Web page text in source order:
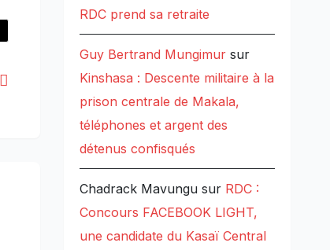
RDC prend sa retraite
Guy Bertrand Mungimursur
Kinshasa : Descente militaire à la
prison centrale de Makala,
téléphones et argent des
détenus confisqués
Chadrack Mavungusur RDC :
Concours FACEBOOK LIGHT,
une candidate du Kasaï Central